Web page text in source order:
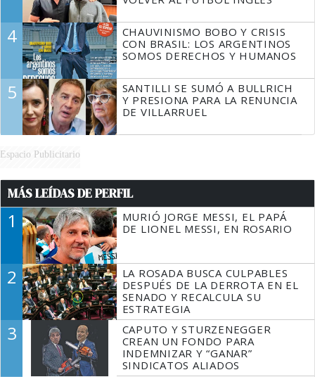
4
CHAUVINISMO BOBO Y CRISIS
CON BRASIL: LOS ARGENTINOS
SOMOS DERECHOS Y HUMANOS
5
SANTILLI SE SUMÓ A BULLRICH
Y PRESIONA PARA LA RENUNCIA
DE VILLARRUEL
Espacio Publicitario
MÁS LEÍDAS DE PERFIL
1
MURIÓ JORGE MESSI, EL PAPÁ
DE LIONEL MESSI, EN ROSARIO
2
LA ROSADA BUSCA CULPABLES
DESPUÉS DE LA DERROTA EN EL
SENADO Y RECALCULA SU
ESTRATEGIA
3
CAPUTO Y STURZENEGGER
CREAN UN FONDO PARA
INDEMNIZAR Y “GANAR”
SINDICATOS ALIADOS